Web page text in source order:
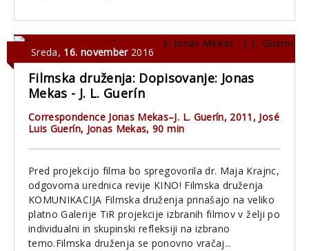
Sreda, 16. november2016
Filmska druženja: Dopisovanje: Jonas
Mekas - J. L. Guerín
Correspondence Jonas Mekas–J. L. Guerín, 2011, José
Luis Guerín, Jonas Mekas, 90 min
Pred projekcijo filma bo spregovorila dr. Maja Krajnc,
odgovorna urednica revije KINO! Filmska druženja
KOMUNIKACIJA Filmska druženja prinašajo na veliko
platno Galerije TiR projekcije izbranih filmov v želji po
individualni in skupinski refleksiji na izbrano
temo.Filmska druženja se ponovno vračaj...